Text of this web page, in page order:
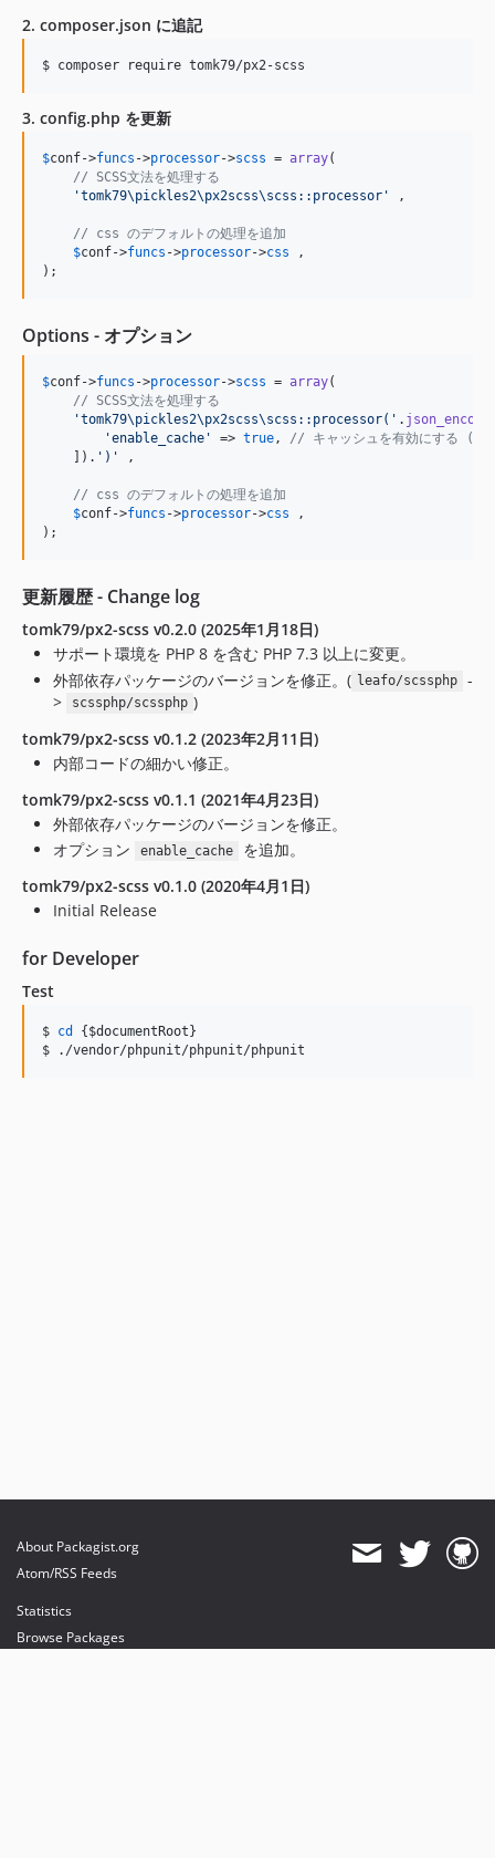
2. composer.json に追記
3. config.php を更新
$conf->funcs ->processor->scss = array(
// SCSS文法を処理する
'tomk79\pickles2\px2scss\scss::processor ' ,
// css のデフォルトの処理を追加
$conf->funcs ->processor->css ,
);
Options - オプション
$conf->funcs ->processor->scss = array(
// SCSS文法を処理する
'tomk79\pickles2\px2scss\scss::processor( ' . json_encode
'enable_cache ' => true, // キャッシュを有効にする
    ]).
' ) ' ,
// css のデフォルトの処理を追加
$conf->funcs ->processor->css ,
);
更新履歴 - Change log
tomk79/px2-scss v0.2.0 (2025年1月18日)
サポート環境を PHP 8 を含む PHP 7.3 以上に変更。
外部依存パッケージのバージョンを修正。( leafo/scssphp
-
>
scssphp/scssphp )
tomk79/px2-scss v0.1.2 (2023年2月11日)
内部コードの細かい修正。
tomk79/px2-scss v0.1.1 (2021年4月23日)
外部依存パッケージのバージョンを修正。
オプション
enable_cache
を追加。
tomk79/px2-scss v0.1.0 (2020年4月1日)
Initial Release
for Developer
Test
$ cd { $documentRoot }
$ ./vendor/phpunit/phpunit/phpunit
About Packagist.org
Atom/RSS Feeds
Statistics
Browse Packages